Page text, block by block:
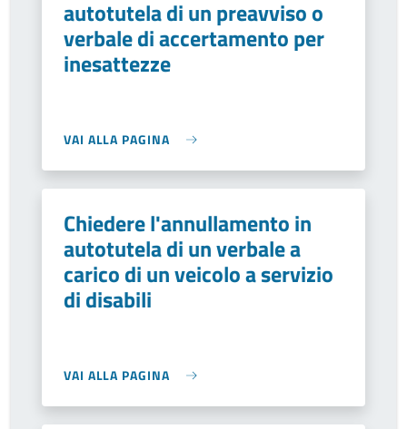
autotutela di un preavviso o
verbale di accertamento per
inesattezze
VAI ALLA PAGINA
Chiedere l'annullamento in
autotutela di un verbale a
carico di un veicolo a servizio
di disabili
VAI ALLA PAGINA